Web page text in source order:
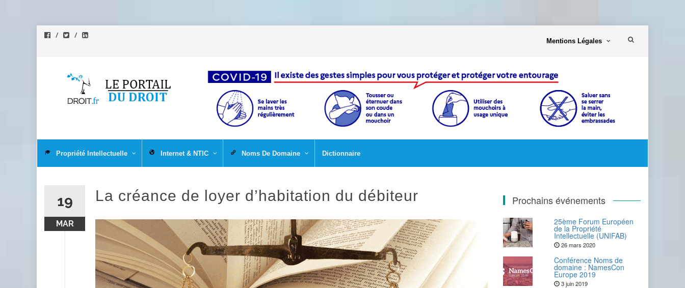
contenu
Mentions Légales
contenu
Propriété Intellectuelle Internet & NTIC Noms De Domaine Dictionnaire
La créance de loyer d’habitation du débiteur
19
MAR
Prochains événements
25ème Forum Européen
de la Propriété
Intellectuelle (UNIFAB)
26 mars 2020
Conférence Noms de
domaine : NamesCon
Europe 2019
3 juin 2019